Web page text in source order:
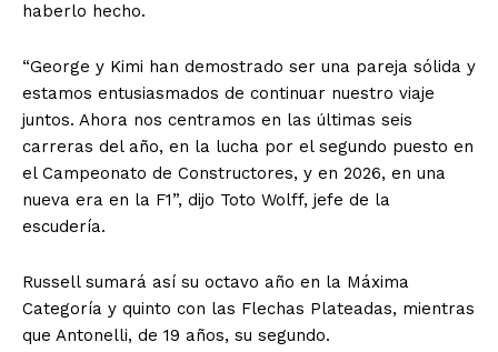
haberlo hecho.
“George y Kimi han demostrado ser una pareja sólida y
estamos entusiasmados de continuar nuestro viaje
juntos. Ahora nos centramos en las últimas seis
carreras del año, en la lucha por el segundo puesto en
el Campeonato de Constructores, y en 2026, en una
nueva era en la F1”, dijo Toto Wolff, jefe de la
escudería.
Russell sumará así su octavo año en la Máxima
Categoría y quinto con las Flechas Plateadas, mientras
que Antonelli, de 19 años, su segundo.